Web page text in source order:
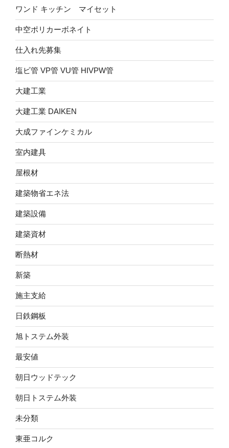
ワンド キッチン マイセット
中空ポリカーボネイト
仕入れ先募集
塩ビ管 VP管 VU管 HIVPW管
大建工業
大建工業 DAIKEN
大成ファインケミカル
室内建具
屋根材
建築物省エネ法
建築設備
建築資材
断熱材
新築
施主支給
日鉄鋼板
旭トステム外装
最安値
朝日ウッドテック
朝日トステム外装
未分類
東亜コルク